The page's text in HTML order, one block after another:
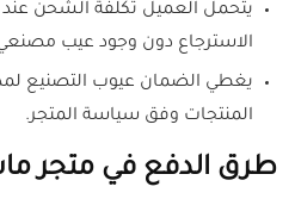
يتحمل العميل تكلفة الشحن عند
الاسترجاع دون وجود عيب
يغطي الضمان عيوب التصنيع
المنتجات وفق سياسة المتجر.
طرق الدفع في متجر